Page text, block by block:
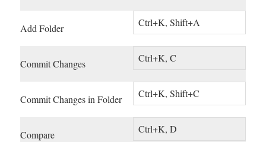
Add Folder Ctrl+K, Shift+A
Commit Changes Ctrl+K, C
Commit Changes in Folder Ctrl+K, Shift+C
Compare Ctrl+K, D